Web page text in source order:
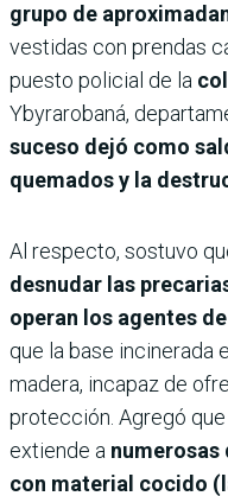
grupo de
vestidas con prendas
puesto policial de la
Ybyrarobaná,
suceso dejó como
quemados y la
Al respecto, sostuvo
desnudar las
operan los agentes
que la base incinerada
madera, incapaz de
protección. Agregó
extiende a numerosas
con material cocido